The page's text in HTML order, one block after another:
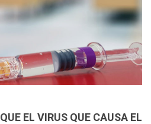
EL VIRUS QUE CAUSA EL